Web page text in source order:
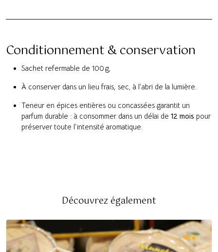
Conditionnement & conservation
Sachet refermable de 100 g,
À conserver dans un lieu frais, sec, à l’abri de la lumière.
Teneur en épices entières ou concassées garantit un
parfum durable : à consommer dans un délai de 12 mois pour
préserver toute l’intensité aromatique.
Découvrez également